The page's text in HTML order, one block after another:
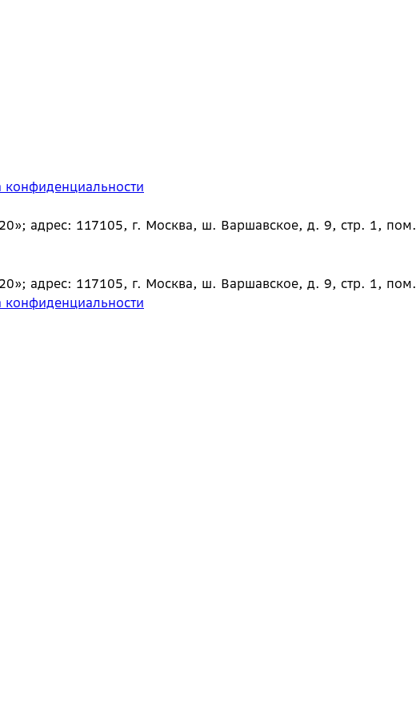
конфиденциальности
адрес: 117105, г. Москва, ш. Варшавское, д. 9, стр. 1,
адрес: 117105, г. Москва, ш. Варшавское, д. 9, стр. 1,
конфиденциальности